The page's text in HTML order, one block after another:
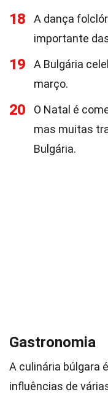
18
A dança
importante
19 A Bulgária
março.
20
O Natal é
mas muitas
Bulgária.
Gastronomia
A culinária búlgara
influências de